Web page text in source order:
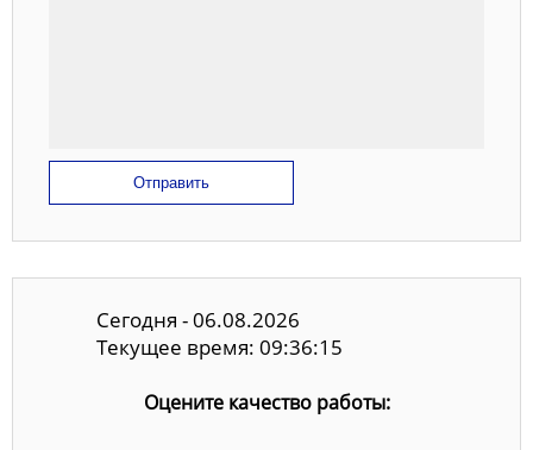
Отправить
Сегодня - 06.08.2026
Текущее время: 09:36:15
Оцените качество работы: